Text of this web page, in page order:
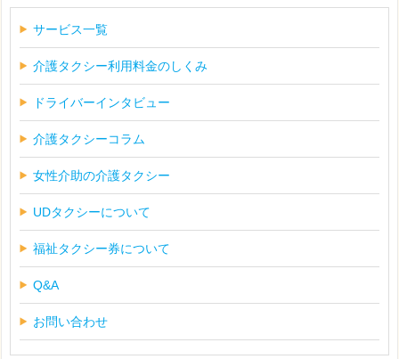
サービス一覧
介護タクシー利用料金のしくみ
ドライバーインタビュー
介護タクシーコラム
女性介助の介護タクシー
UDタクシーについて
福祉タクシー券について
Q&A
お問い合わせ